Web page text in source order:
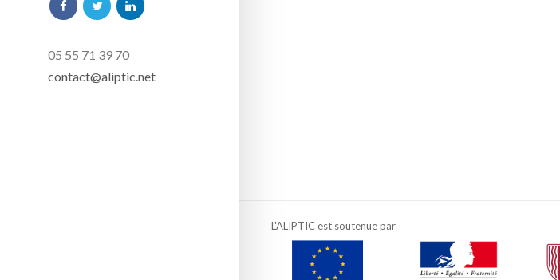
05 55 71 39 70
contact@aliptic.net
L'ALIPTIC est soutenue par